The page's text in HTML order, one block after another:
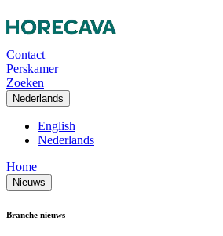
Contact
Perskamer
Zoeken
Nederlands
English
Nederlands
Home
Nieuws
Branche nieuws